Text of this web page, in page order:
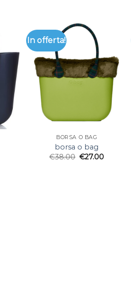
In offerta!
BORSA O BAG
borsa o bag
€38.00 €27.00